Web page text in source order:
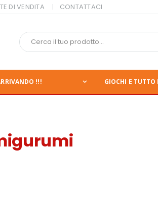
DI VENDITA CONTATTACI
!!! GIOCHI E